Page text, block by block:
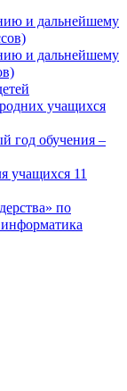
и дальнейшему
и дальнейшему
учащихся
год обучения –
учащихся 11
по